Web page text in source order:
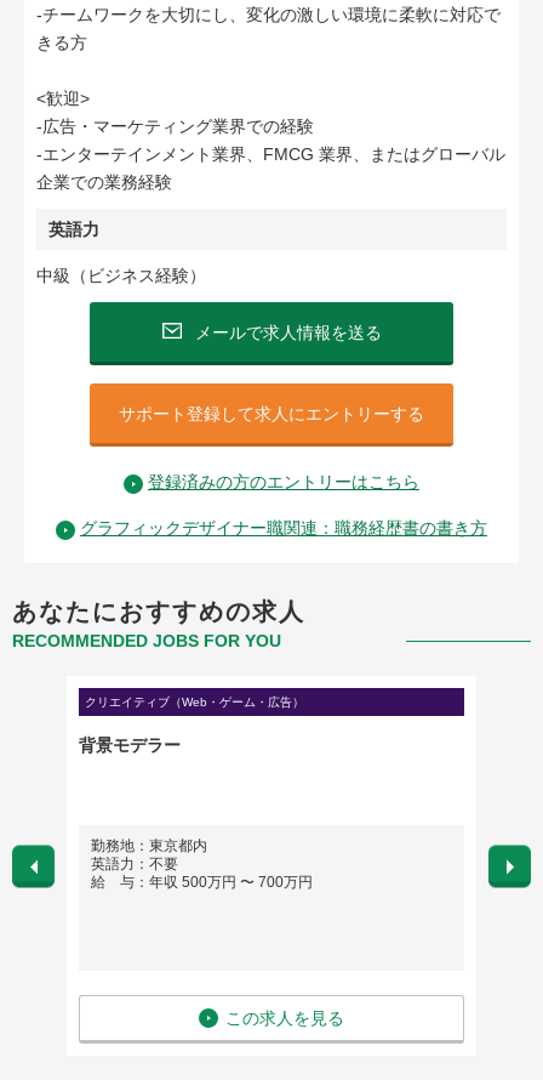
-チームワークを大切にし、変化の激しい環境に柔軟に対応で
きる方
<歓迎>
-広告・マーケティング業界での経験
-エンターテインメント業界、FMCG 業界、またはグローバル
企業での業務経験
英語力
中級（ビジネス経験）
メールで求人情報を送る
サポート登録して求人にエントリーする
登録済みの方のエントリーはこちら
グラフィックデザイナー職関連：職務経歴書の書き方
あなたにおすすめの求人
RECOMMENDED JOBS FOR YOU
クリエイティブ（Web・ゲーム・広告）
背景モデラー
勤務地：東京都内
英語力：不要
給 与：年収 500万円 〜 700万円
この求人を見る
勤務
※希
英語